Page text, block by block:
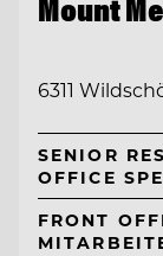
Mount
6311
SENIOR
OFFICE
FRONT